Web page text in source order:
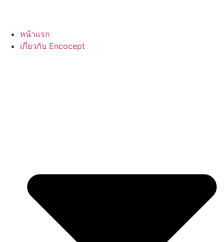
หน้าแรก
เกี่ยวกับ Encocept